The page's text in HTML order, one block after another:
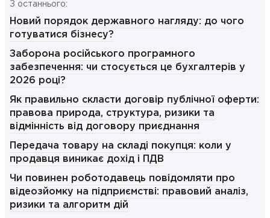
З останнього:
Новий порядок державного нагляду: до чого
готуватися бізнесу?
Заборона російського програмного
забезпечення: чи стосується це бухгалтерів у
2026 році?
Як правильно скласти договір публічної оферти:
правова природа, структура, ризики та
відмінність від договору приєднання
Передача товару на складі покупця: коли у
продавця виникає дохід і ПДВ
Чи повинен роботодавець повідомляти про
відеозйомку на підприємстві: правовий аналіз,
ризики та алгоритм дій